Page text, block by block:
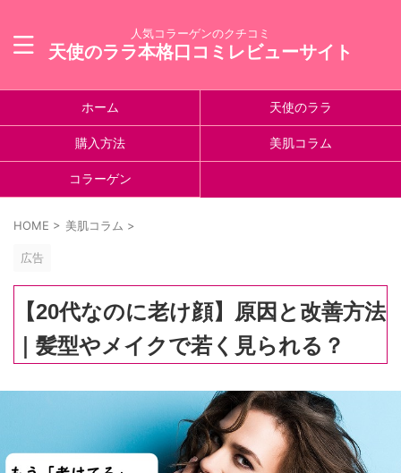
人気コラーゲンのクチコミ
天使のララ本格口コミレビューサイト
ホーム 天使のララ
購入方法 美肌コラム
コラーゲン
HOME > 美肌コラム >
広告
【20代なのに老け顔】原因と改善方法
｜髪型やメイクで若く見られる？